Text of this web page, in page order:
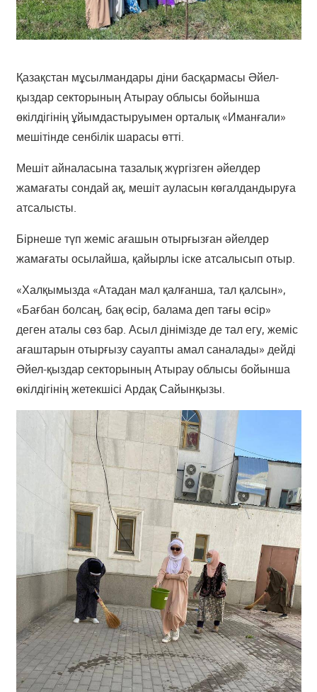
Қазақстан мұсылмандары діни басқармасы Әйел-
қыздар секторының Атырау облысы бойынша
өкілдігінің ұйымдастыруымен орталық «Иманғали»
мешітінде сенбілік шарасы өтті.
Мешіт айналасына тазалық жүргізген әйелдер
жамағаты сондай ақ, мешіт ауласын көгалдандыруға
атсалысты.
Бірнеше түп жеміс ағашын отырғызған әйелдер
жамағаты осылайша, қайырлы іске атсалысып отыр.
«Халқымызда «Атадан мал қалғанша, тал қалсын»,
«Бағбан болсаң, бақ өсір, балама деп тағы өсір»
деген аталы сөз бар. Асыл дінімізде де тал егу, жеміс
ағаштарын отырғызу сауапты амал саналады» дейді
Әйел-қыздар секторының Атырау облысы бойынша
өкілдігінің жетекшісі Ардақ Сайынқызы.